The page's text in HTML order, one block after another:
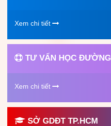
Xem chi tiết
TƯ VẤN HỌC ĐƯỜNG
Xem chi tiết
SỞ GDĐT TP.HCM